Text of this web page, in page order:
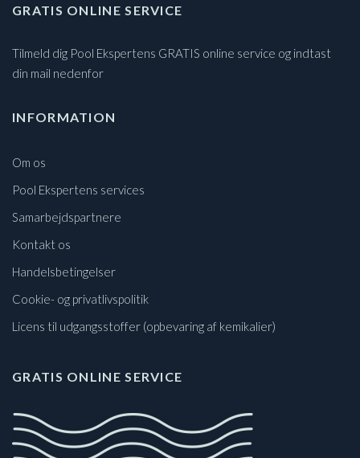
GRATIS ONLINE SERVICE
Tilmeld dig Pool Ekspertens GRATIS online service og indtast
din mail nedenfor
INFORMATION
Om os
Pool Ekspertens services
Samarbejdspartnere
Kontakt os
Handelsbetingelser
Cookie- og privatlivspolitik
Licens til udgangsstoffer (opbevaring af kemikalier)
GRATIS ONLINE SERVICE